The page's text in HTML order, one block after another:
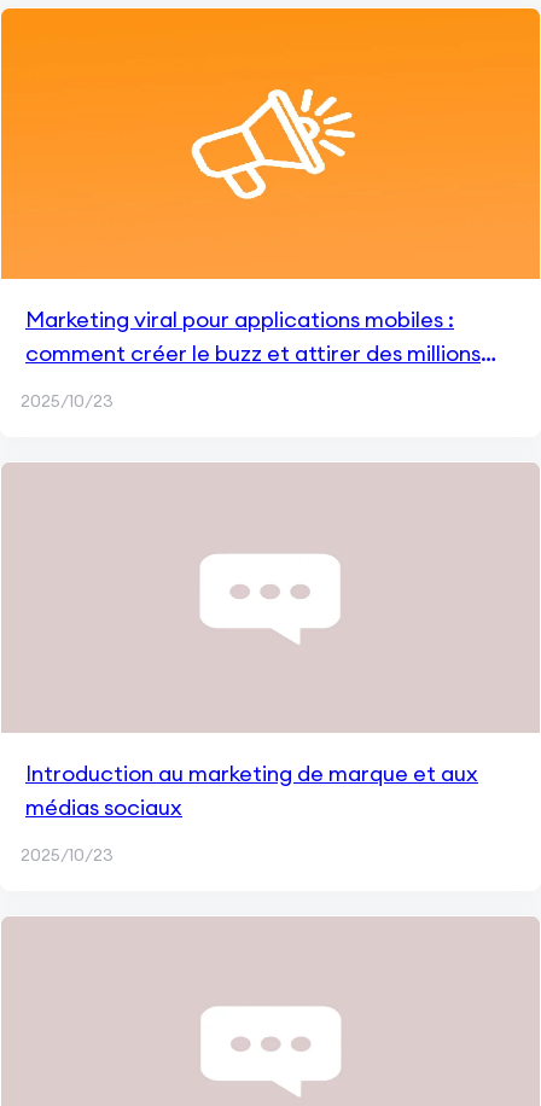
Marketing viral pour applications mobiles :
comment créer le buzz et attirer des millions
2025/10/23
Introduction au marketing de marque et aux
médias sociaux
2025/10/23